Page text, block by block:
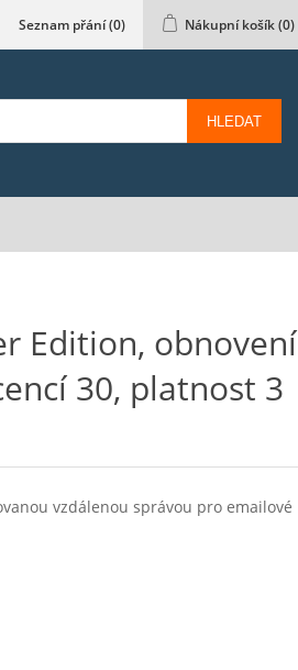
Seznam přání(0) Nákupní košík(0)
HLEDAT
Edition, obnovení
30, platnost 3
vzdálenou správou pro emailové